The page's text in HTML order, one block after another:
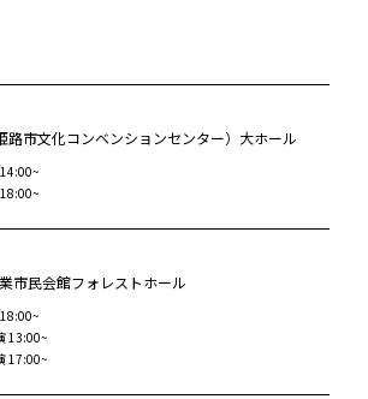
路市文化コンベンションセンター）大ホール
14:00~
18:00~
市民会館フォレストホール
18:00~
13:00~
17:00~